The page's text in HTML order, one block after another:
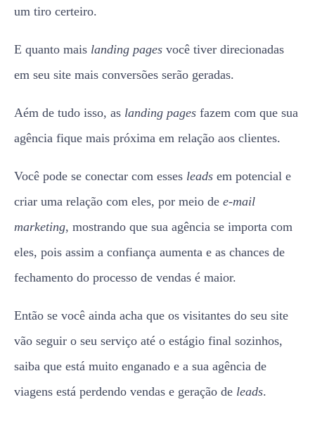
um tiro certeiro.
E quanto mais landing pages você tiver direcionadas
em seu site mais conversões serão geradas.
Aém de tudo isso, as landing pages fazem com que sua
agência fique mais próxima em relação aos clientes.
Você pode se conectar com esses leads em potencial e
criar uma relação com eles, por meio de e-mail
marketing, mostrando que sua agência se importa com
eles, pois assim a confiança aumenta e as chances de
fechamento do processo de vendas é maior.
Então se você ainda acha que os visitantes do seu site
vão seguir o seu serviço até o estágio final sozinhos,
saiba que está muito enganado e a sua agência de
viagens está perdendo vendas e geração de leads.